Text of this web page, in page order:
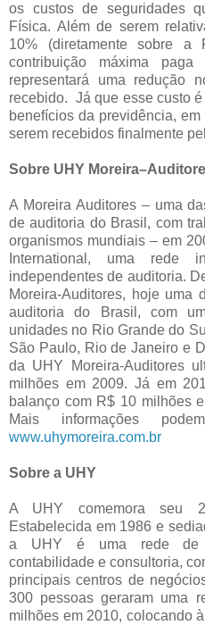
os custos de seguridades
Física. Além de serem
10% (diretamente sobre a
contribuição máxima
representará uma redução
recebido. Já que esse custo
benefícios da previdência,
serem recebidos finalmente
Sobre UHY
A Moreira Auditores – uma
de auditoria do Brasil, com
organismos mundiais – em
International, uma rede
independentes de auditoria.
Moreira-Auditores, hoje uma
auditoria do Brasil, com
unidades no Rio Grande do
São Paulo, Rio de Janeiro e
da UHY Moreira-Auditores
milhões em 2009. Já em
balanço com R$ 10 milhões
Mais informações
www.uhymoreira.com.br
Sobre a UHY
A UHY comemora seu
Estabelecida em 1986 e
a UHY é uma rede de
contabilidade e consultoria,
principais centros de
300 pessoas geraram uma
milhões em 2010, colocando